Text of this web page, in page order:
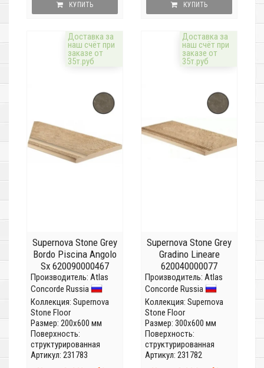
КУПИТЬ КУПИТЬ
Доставка за
наш счёт при
заказе от
35т.руб
Supernova Stone Grey
Bordo Piscina Angolo
Sx 620090000467
Производитель: Atlas
Concorde Russia
Коллекция: Supernova
Stone Floor
Размер: 200x600 мм
Поверхность:
структурированная
Артикул: 231783
Доставка за
наш счёт при
заказе от
35т.руб
Supernova Stone Grey
Gradino Lineare
620040000077
Производитель: Atlas
Concorde Russia
Коллекция: Supernova
Stone Floor
Размер: 300x600 мм
Поверхность:
структурированная
Артикул: 231782